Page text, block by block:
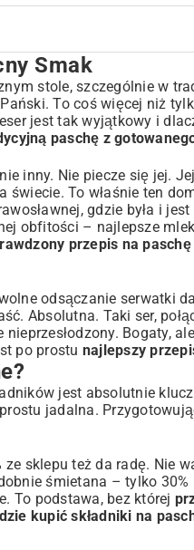
Smak
stole, szczególnie w
To coś więcej niż
jest tak wyjątkowy i
paschę z
inny. Nie piecze się jej.
To właśnie ten
gdzie była i
obfitości – najlepsze
przepis na
odsączanie serwatki
Absolutna. Taki ser,
Bogaty,
po prostu najlepszy
jest absolutnie
jadalna.
sklepu też da radę. Nie
śmietana – tylko 30%
To podstawa, bez której
kupić składniki na